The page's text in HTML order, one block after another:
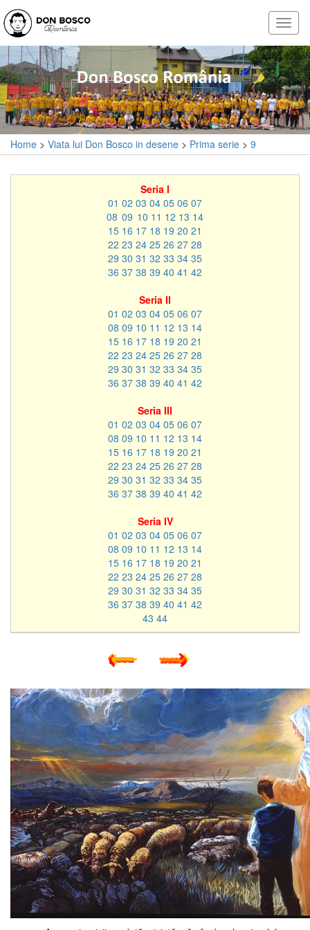
Home > Viata lui Don Bosco in desene > Prima serie > 9
Seria I
01 02 03 04 05 06 07
08 09 10 11 12 13 14
15 16 17 18 19 20 21
22 23 24 25 26 27 28
29 30 31 32 33 34 35
36 37 38 39 40 41 42
Seria II
01 02 03 04 05 06 07
08 09 10 11 12 13 14
15 16 17 18 19 20 21
22 23 24 25 26 27 28
29 30 31 32 33 34 35
36 37 38 39 40 41 42
Seria III
01 02 03 04 05 06 07
08 09 10 11 12 13 14
15 16 17 18 19 20 21
22 23 24 25 26 27 28
29 30 31 32 33 34 35
36 37 38 39 40 41 42
Seria IV
01 02 03 04 05 06 07
08 09 10 11 12 13 14
15 16 17 18 19 20 21
22 23 24 25 26 27 28
29 30 31 32 33 34 35
36 37 38 39 40 41 42
43 44